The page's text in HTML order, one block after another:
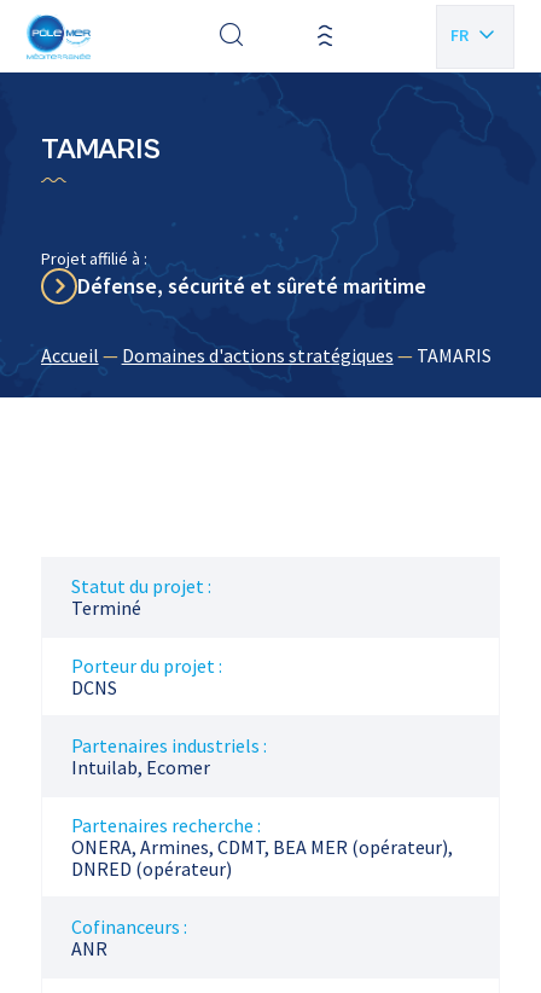
FR
TAMARIS
Projet affilié à :
Défense, sécurité et sûreté maritime
Accueil — Domaines d'actions stratégiques — TAMARIS
Statut du projet :
Terminé
Porteur du projet :
DCNS
Partenaires industriels :
Intuilab, Ecomer
Partenaires recherche :
ONERA, Armines, CDMT, BEA MER (opérateur),
DNRED (opérateur)
Cofinanceurs :
ANR
Panneau de gestion des cookies